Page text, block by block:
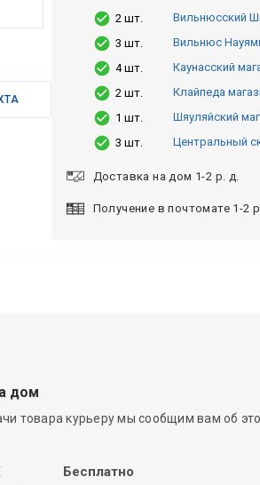
2 шт.
Вильнюсский
3 шт.
Вильнюс
4 шт.
Каунасский
2 шт.
Клайпеда
1 шт.
Шяуляйский
3 шт.
Центральный
Доставка на дом 1-2 р. д.
Получение в почтомате 1-2
дом
товара курьеру мы сообщим вам об
Бесплатно